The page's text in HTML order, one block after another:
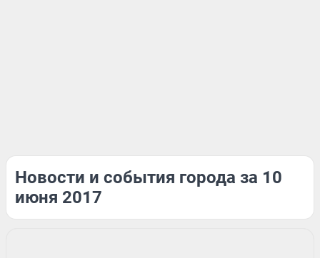
Новости и события города за 10
июня 2017